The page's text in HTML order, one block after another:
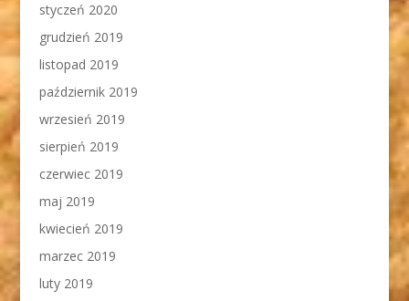
styczeń 2020
grudzień 2019
listopad 2019
październik 2019
wrzesień 2019
sierpień 2019
czerwiec 2019
maj 2019
kwiecień 2019
marzec 2019
luty 2019